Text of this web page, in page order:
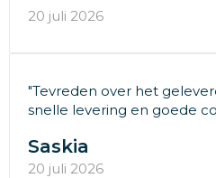
20 juli 2026
"Tevreden over het
snelle levering en goede
Saskia
20 juli 2026